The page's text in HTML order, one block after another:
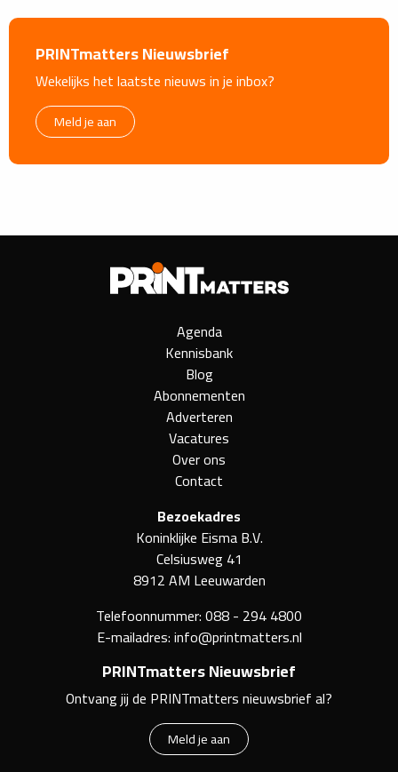
PRINTmatters Nieuwsbrief
Wekelijks het laatste nieuws in je inbox?
Meld je aan
Agenda
Kennisbank
Blog
Abonnementen
Adverteren
Vacatures
Over ons
Contact
Bezoekadres
Koninklijke Eisma B.V.
Celsiusweg 41
8912 AM Leeuwarden
Telefoonnummer:088 - 294 4800
E-mailadres:info@printmatters.nl
PRINTmatters Nieuwsbrief
Ontvang jij de PRINTmatters nieuwsbrief al?
Meld je aan